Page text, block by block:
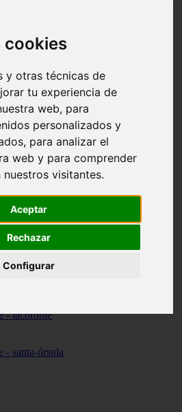
cookies
y otras técnicas de
tu experiencia de
web, para
personalizados y
para analizar el
web y para comprender
visitantes.
Aceptar
Rechazar
Configurar
maría
vicente
- tacoronte
- santa-úrsula